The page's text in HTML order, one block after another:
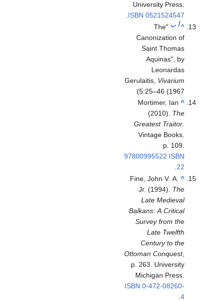
University Press.
ISBN 0521524547
.
^أ ب
"The
Canonization of
Saint Thomas
Aquinas", by
Leonardas
Gerulaitis, Vivarium
5:25–46 (1967)
^
Mortimer, Ian
(2010). The
Greatest Traitor
Vintage Books.
p. 109.
ISBN
97800995522
22
^
Fine, John V. A.
Jr. (1994). The
Late Medieval
Balkans: A Critical
Survey from the
Late Twelfth
Century to the
Ottoman Conquest,
p. 263. University
Michigan Press.
ISBN 0-472-08260-
4
.